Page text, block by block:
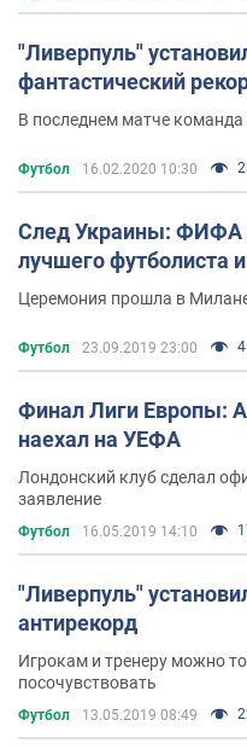
"Ливерпуль"
фантастический
В последнем матче
Футбол 16.02.2020 10:30
След Украины: ФИФА
лучшего футболиста
Церемония прошла в
Футбол 23.09.2019 23:00
Финал Лиги Европы:
наехал на УЕФА
Лондонский клуб сделал
заявление
Футбол 16.05.2019 14:10
"Ливерпуль"
антирекорд
Игрокам и тренеру можно
посочувствовать
Футбол 13.05.2019 08:49